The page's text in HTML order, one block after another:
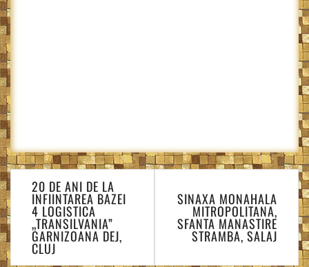
Navigare
în
articole
20 DE ANI DE LA
INFIINTAREA BAZEI
4 LOGISTICA
„TRANSILVANIA”
GARNIZOANA DEJ,
CLUJ
SINAXA MONAHALA
MITROPOLITANA,
SFANTA MANASTIRE
STRAMBA, SALAJ